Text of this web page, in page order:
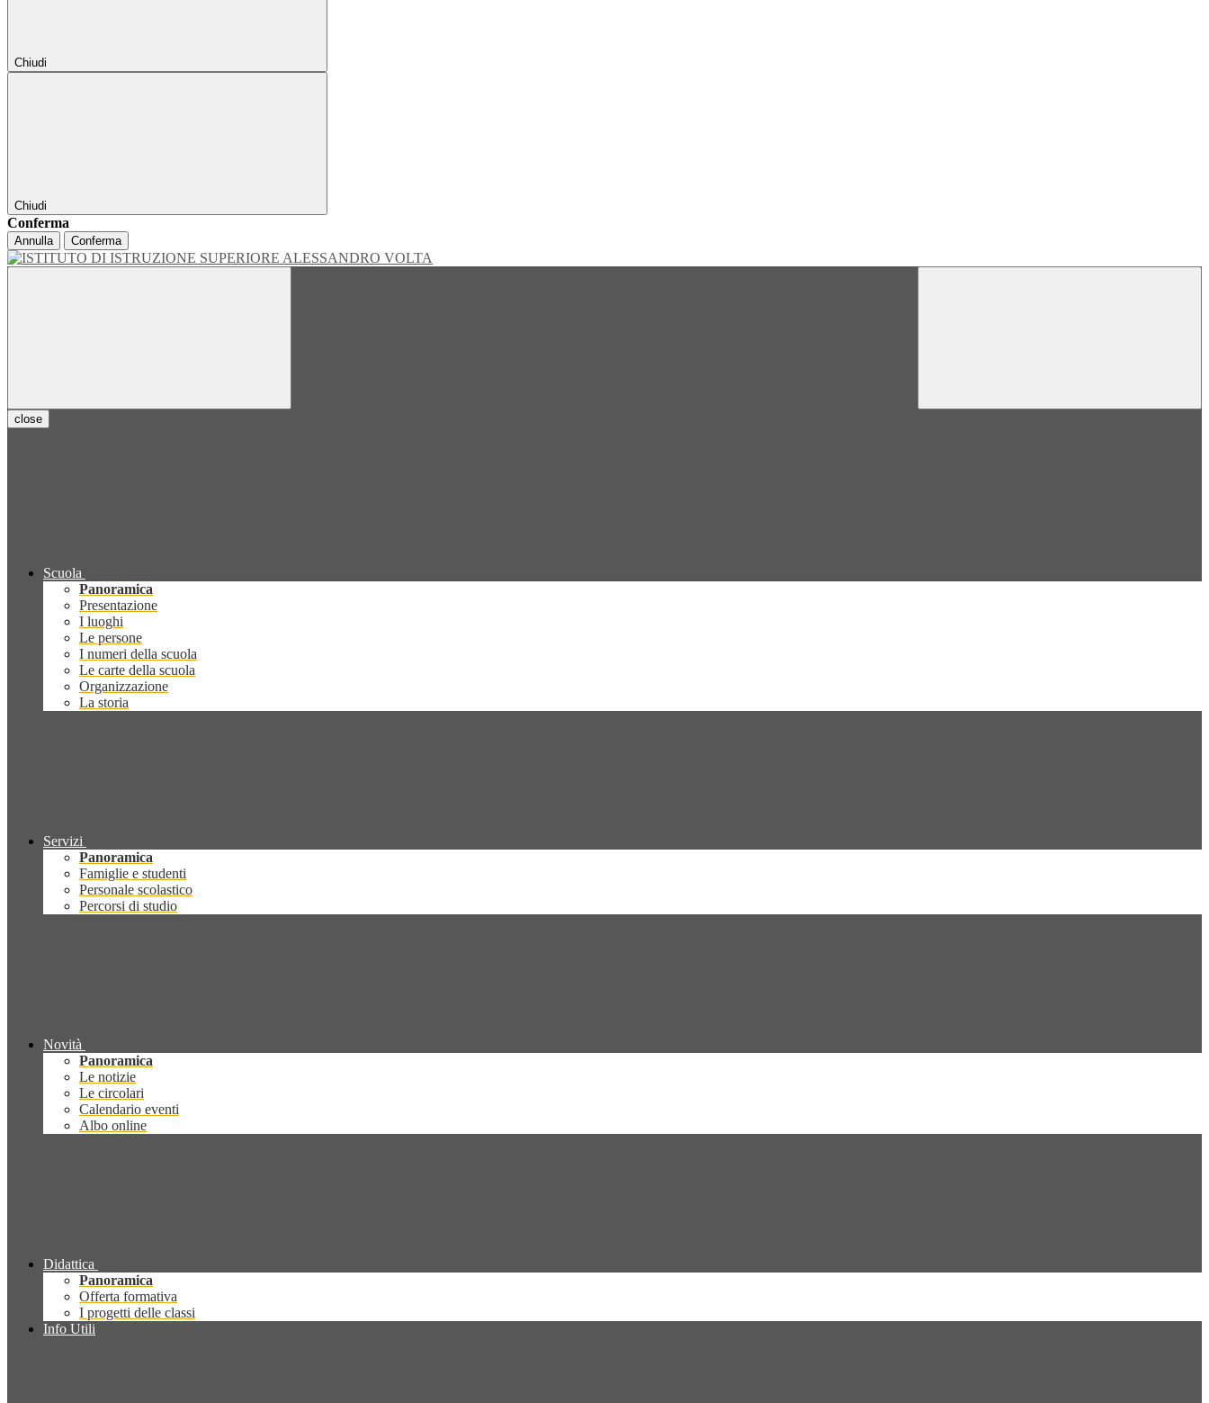
Chiudi
Chiudi
Conferma
Annulla Conferma
close
Scuola
Panoramica
Presentazione
I luoghi
Le persone
I numeri della scuola
Le carte della scuola
Organizzazione
La storia
Servizi
Panoramica
Famiglie e studenti
Personale scolastico
Percorsi di studio
Novità
Panoramica
Le notizie
Le circolari
Calendario eventi
Albo online
Didattica
Panoramica
Offerta formativa
I progetti delle classi
Info Utili